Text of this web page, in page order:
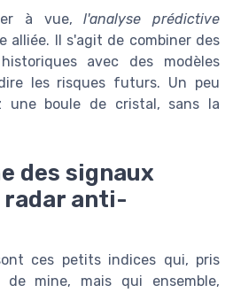
à vue,l'analyse prédictive
alliée. Il s'agit de combiner des
avec des modèles
les risques futurs. Un peu
une boule de cristal, sans la
des signaux
anti-
ces petits indices qui, pris
mine, mais qui ensemble,